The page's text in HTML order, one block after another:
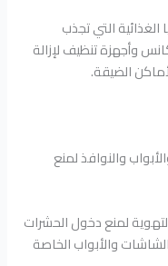
التي تجذب
وأجهزة تنظيف لإزالة
الضيقة.
والنوافذ لمنع
لمنع دخول الحشرات
والأبواب الخاصة